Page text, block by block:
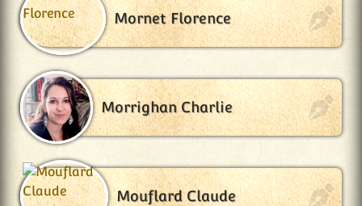
Mornet Florence
Morrighan Charlie
Mouflard Claude